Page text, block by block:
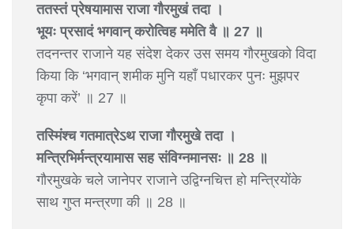
ततस्तं प्रेषयामास राजा गौरमुखं तदा ।
भूयः प्रसादं भगवान् करोत्विह ममेति वै ॥ 27 ॥
तदनन्तर राजाने यह संदेश देकर उस समय गौरमुखको विदा
किया कि ‘भगवान् शमीक मुनि यहाँ पधारकर पुनः मुझपर
कृपा करें’ ॥ 27 ॥
तस्मिंश्च गतमात्रेऽथ राजा गौरमुखे तदा ।
मन्त्रिभिर्मन्त्रयामास सह संविग्नमानसः ॥ 28 ॥
गौरमुखके चले जानेपर राजाने उद्विग्नचित्त हो मन्त्रियोंके
साथ गुप्त मन्त्रणा की ॥ 28 ॥